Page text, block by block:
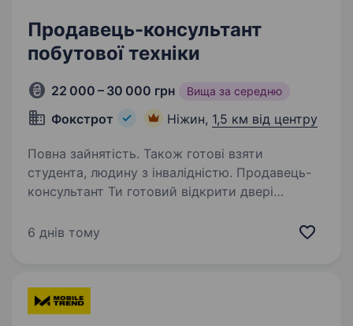
Продавець-консультант
побутової техніки
22 000 – 30 000 грн Вища за середню
Фокстрот Ніжин, 1,5 км від центру
Повна зайнятість. Також готові взяти
студента, людину з інвалідністю. Продавець-
консультант Ти готовий відкрити двері
Тобі подобаються гаджети, і ти хочеш стати
6 днів тому